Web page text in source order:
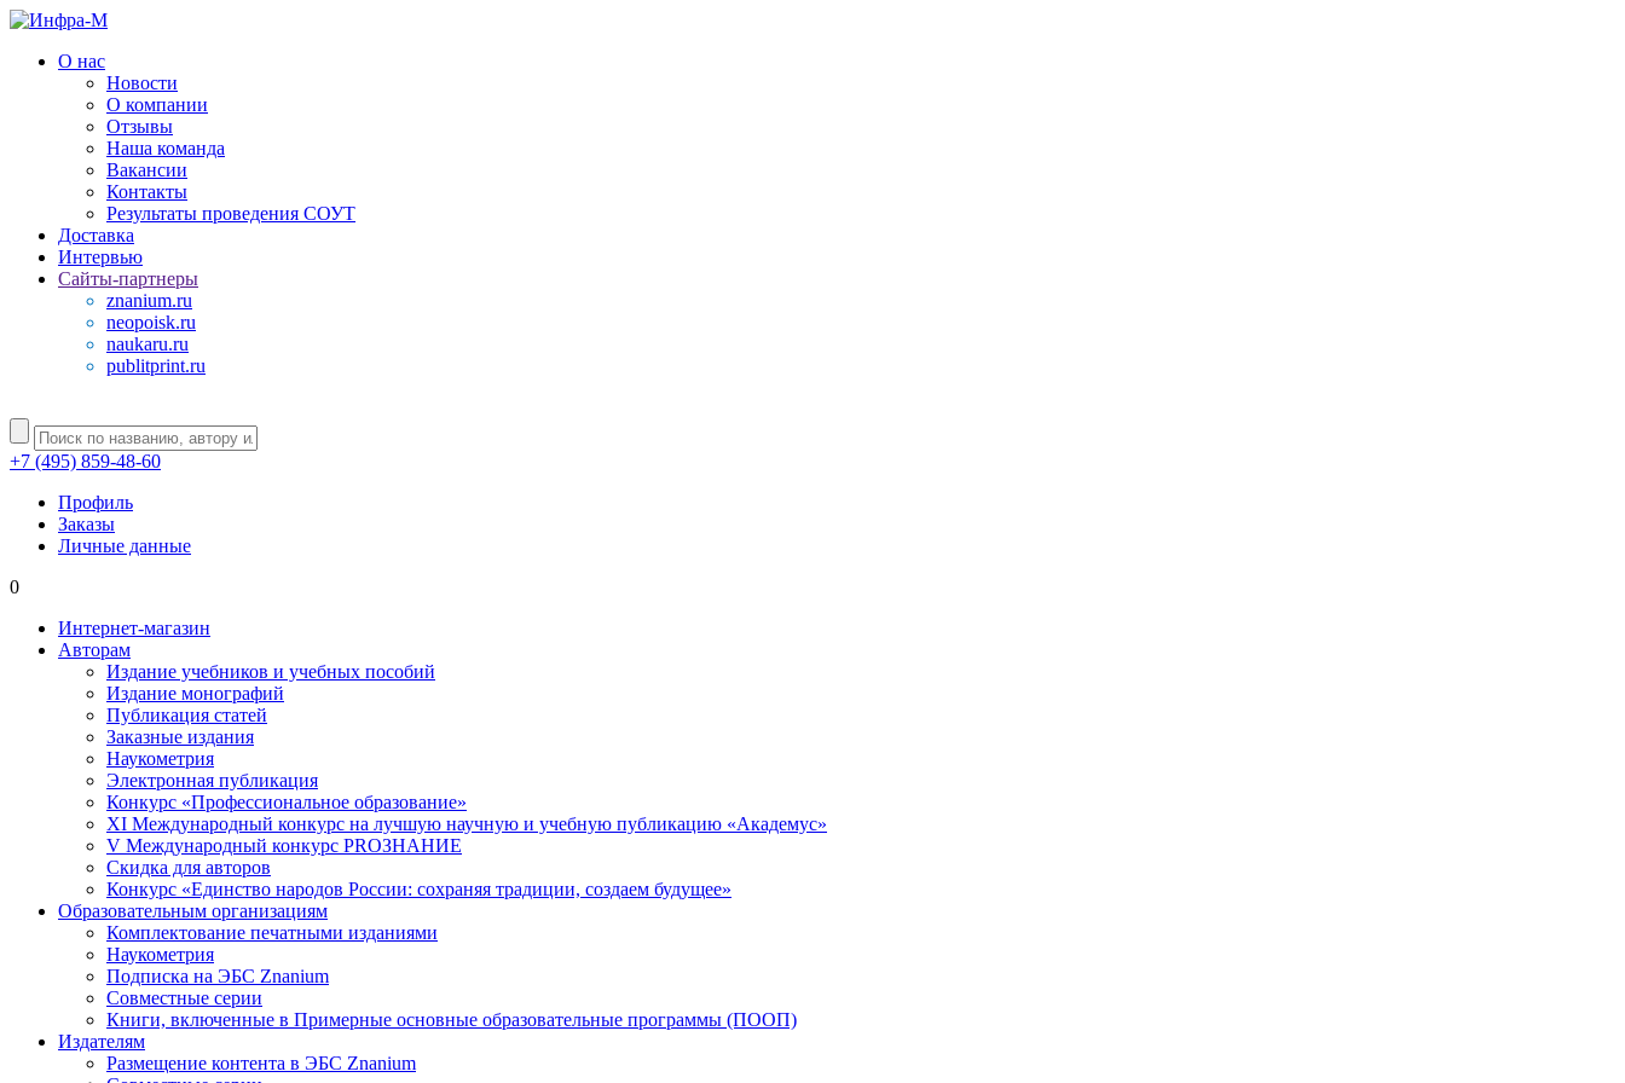
О нас
Новости
О компании
Отзывы
Наша команда
Вакансии
Контакты
Результаты проведения СОУТ
Доставка
Интервью
Сайты-партнеры
znanium.ru
neopoisk.ru
naukaru.ru
publitprint.ru
+7 (495) 859-48-60
Профиль
Заказы
Личные данные
0
Интернет-магазин
Авторам
Издание учебников и учебных пособий
Издание монографий
Публикация статей
Заказные издания
Наукометрия
Электронная публикация
Конкурс «Профессиональное образование»
XI Международный конкурс на лучшую научную и учебную публикацию «Академус»
V Международный конкурс PROЗНАНИЕ
Скидка для авторов
Конкурс «Единство народов России: сохраняя традиции, создаем будущее»
Образовательным организациям
Комплектование печатными изданиями
Наукометрия
Подписка на ЭБС Znanium
Совместные серии
Книги, включенные в Примерные основные образовательные программы (ПООП)
Издателям
Размещение контента в ЭБС Znanium